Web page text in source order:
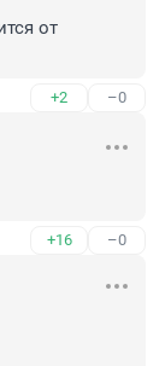
от
+2 –0
+16 –0